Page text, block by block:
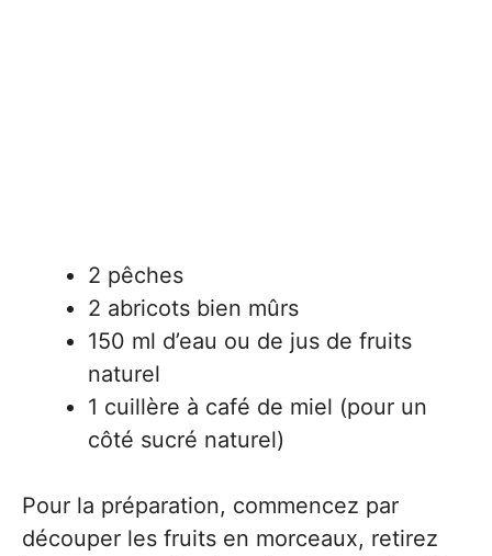
2 pêches
2 abricots bien mûrs
150 ml d’eau ou de jus de fruits
naturel
1 cuillère à café de miel (pour un
côté sucré naturel)
Pour la préparation, commencez par
découper les fruits en morceaux, retirez